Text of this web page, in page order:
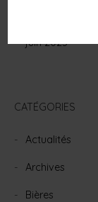
juin 2023
CATÉGORIES
Actualités
Archives
Bières